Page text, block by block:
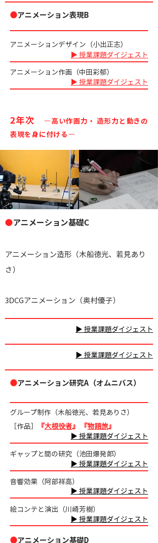
●アニメーション表現B
アニメーションデザイン（小出正志）
アニメーション作画（中田彩郁）
▶ 授業課題ダイジェスト
▶ 授業課題ダイジェスト
2年次
—高い作画力・ 造形力と動きの
表現を身に付ける—
●アニメーション基礎C
​アニメーション造形（木船徳光、若見あり
さ）
3DCGアニメーション（奥村優子）
▶ 授業課題ダイジェスト
▶ 授業課題ダイジェスト
●アニメーション研究A（オムニバス）
グループ制作（木船徳光、若見ありさ）
［作品］
『大根役者』 『物語旅』
ギャップと間の研究（池田爆発郎）
音響効果（阿部祥高）
​絵コンテと演出（川崎芳樹）
▶ 授業課題ダイジェスト
▶ 授業課題ダイジェスト
▶ 授業課題ダイジェスト
▶ 授業課題ダイジェスト
●アニメーション基礎D